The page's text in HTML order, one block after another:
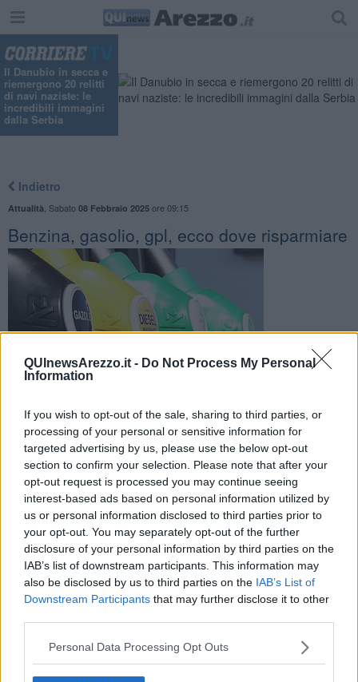
QUInewsArezzo.it - Do Not Process My Personal
Information
If you wish to opt-out of the sale, sharing to third parties, or
processing of your personal or sensitive information for
targeted advertising by us, please use the below opt-out
section to confirm your selection. Please note that after your
opt-out request is processed you may continue seeing
interest-based ads based on personal information utilized by
us or personal information disclosed to third parties prior to
your opt-out. You may separately opt-out of the further
disclosure of your personal information by third parties on the
IAB’s list of downstream participants. This information may
also be disclosed by us to third parties on the IAB’s List of
Downstream Participants that may further disclose it to other
Personal Data Processing Opt Outs
Il Danubio in secca e
riemergono 20 relitti
di navi naziste: le
incredibili immagini
dalla Serbia
Indietro
Attualità Sabato 08 Febbraio 2025ore 09:15
Benzina, gasolio, gpl, ecco dove risparmiare
Ecco l'elenco dei prezzi del carburante in provincia di Arezzo.
Comune per comune gli impianti più economici dove fare
rifornimento.
PROVINCIA DI AREZZO —Questi i prezzi dei carburantirilevati al
giorno 08 febbraio 2025dalMinistero dello sviluppo
economico